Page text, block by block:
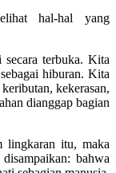
hal-hal yang
terbuka. Kita
hiburan. Kita
kekerasan,
dianggap bagian
lingkaran itu, maka
bahwa